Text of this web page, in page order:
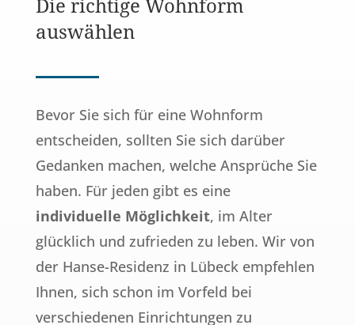
Die richtige Wohnform
auswählen
Bevor Sie sich für eine Wohnform
entscheiden, sollten Sie sich darüber
Gedanken machen, welche Ansprüche Sie
haben. Für jeden gibt es eine
individuelle Möglichkeit, im Alter
glücklich und zufrieden zu leben. Wir von
der Hanse-Residenz in Lübeck empfehlen
Ihnen, sich schon im Vorfeld bei
verschiedenen Einrichtungen zu